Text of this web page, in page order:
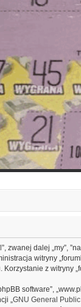
zwanej dalej „my”,
witryny
z witryny
software”,
„GNU General